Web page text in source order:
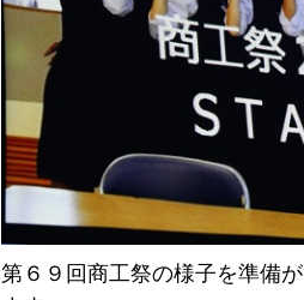
第６９回商工祭の様子を準備